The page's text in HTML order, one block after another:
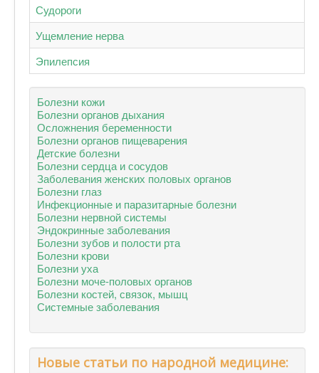
Судороги
Ущемление нерва
Эпилепсия
Болезни кожи
Болезни органов дыхания
Осложнения беременности
Болезни органов пищеварения
Детские болезни
Болезни сердца и сосудов
Заболевания женских половых органов
Болезни глаз
Инфекционные и паразитарные болезни
Болезни нервной системы
Эндокринные заболевания
Болезни зубов и полости рта
Болезни крови
Болезни уха
Болезни моче-половых органов
Болезни костей, связок, мышц
Системные заболевания
Новые статьи по народной медицине: